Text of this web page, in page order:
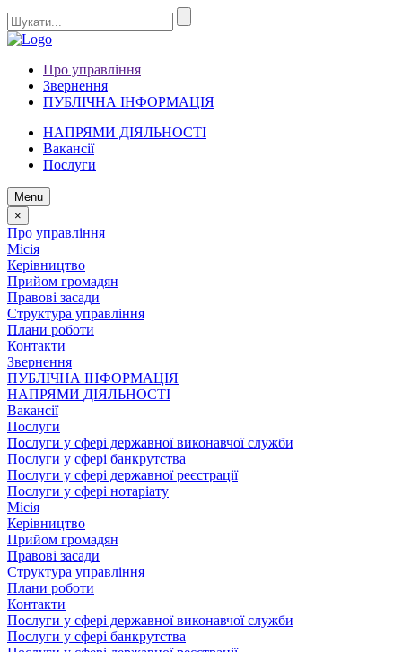
Про управління
Звернення
ПУБЛІЧНА ІНФОРМАЦІЯ
НАПРЯМИ ДІЯЛЬНОСТІ
Вакансії
Послуги
Menu
×
Про управління
Місія
Керівництво
Прийом громадян
Правові засади
Структура управління
Плани роботи
Контакти
Звернення
ПУБЛІЧНА ІНФОРМАЦІЯ
НАПРЯМИ ДІЯЛЬНОСТІ
Вакансії
Послуги
Послуги у сфері державної виконавчої служби
Послуги у сфері банкрутства
Послуги у сфері державної реєстрації
Послуги у сфері нотаріату
Місія
Керівництво
Прийом громадян
Правові засади
Структура управління
Плани роботи
Контакти
Послуги у сфері державної виконавчої служби
Послуги у сфері банкрутства